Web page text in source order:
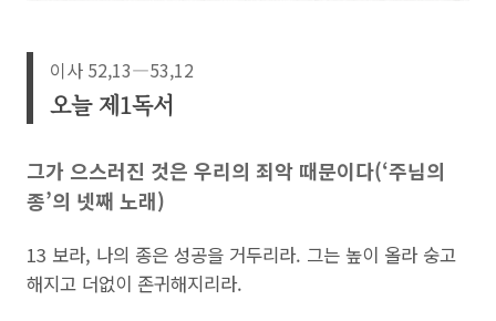
이사 52,13―53,12
오늘 제1독서
그가 으스러진 것은 우리의 죄악 때문이다(‘주님의
종’의 넷째 노래)
13 보라, 나의 종은 성공을 거두리라. 그는 높이 올라 숭고
해지고 더없이 존귀해지리라.